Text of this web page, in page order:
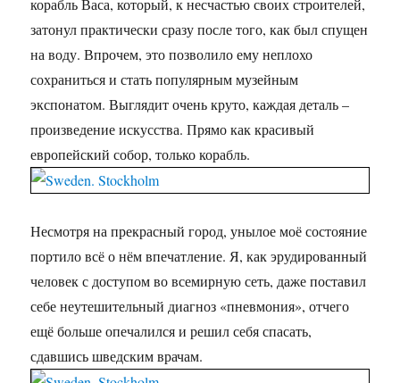
корабль Васа, который, к несчастью своих строителей,
затонул практически сразу после того, как был спущен
на воду. Впрочем, это позволило ему неплохо
сохраниться и стать популярным музейным
экспонатом. Выглядит очень круто, каждая деталь –
произведение искусства. Прямо как красивый
европейский собор, только корабль.
Несмотря на прекрасный город, унылое моё состояние
портило всё о нём впечатление. Я, как эрудированный
человек с доступом во всемирную сеть, даже поставил
себе неутешительный диагноз «пневмония», отчего
ещё больше опечалился и решил себя спасать,
сдавшись шведским врачам.